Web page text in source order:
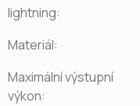
lightning:
Materiál:
Maximální výstupní
výkon: